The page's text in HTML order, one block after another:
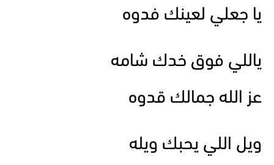
يا جعلي لعينك فدوه
ياللي فوق خدك شامه
عز الله جمالك قدوه
ويل اللي يحبك ويله